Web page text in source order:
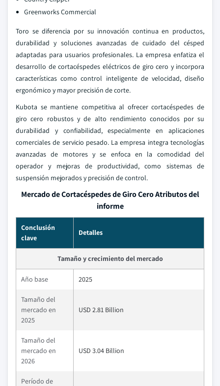
Greenworks Commercial
Toro se diferencia por su innovación continua en productos,
durabilidad y soluciones avanzadas de cuidado del césped
adaptadas para usuarios profesionales. La empresa enfatiza el
desarrollo de cortacéspedes eléctricos de giro cero y incorpora
características como control inteligente de velocidad, diseño
ergonómico y mayor precisión de corte.
Kubota se mantiene competitiva al ofrecer cortacéspedes de
giro cero robustos y de alto rendimiento conocidos por su
durabilidad y confiabilidad, especialmente en aplicaciones
comerciales de servicio pesado. La empresa integra tecnologías
avanzadas de motores y se enfoca en la comodidad del
operador y mejoras de productividad, como sistemas de
suspensión mejorados y precisión de control.
Mercado de Cortacéspedes de Giro Cero Atributos del
informe
Conclusión
clave
Detalles
Tamaño y crecimiento del mercado
Año base 2025
Tamaño del
mercado en
2025
USD 2.81 Billion
Tamaño del
mercado en
2026
USD 3.04 Billion
Período de